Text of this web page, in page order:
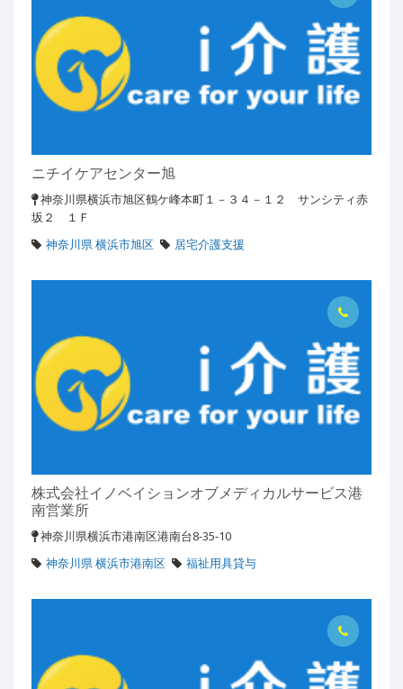
ニチイケアセンター旭
神奈川県横浜市旭区鶴ケ峰本町１－３４－１２ サンシティ赤
坂２ １Ｆ
神奈川県 横浜市旭区
居宅介護支援
株式会社イノベイションオブメディカルサービス港
南営業所
神奈川県横浜市港南区港南台8-35-10
神奈川県 横浜市港南区
福祉用具貸与